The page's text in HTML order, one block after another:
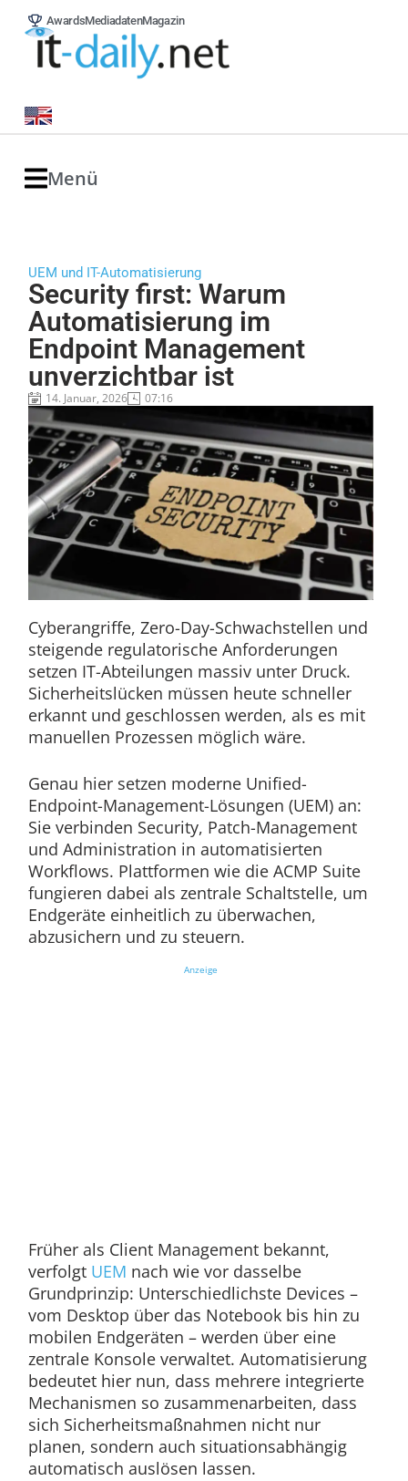
AwardsMediadatenMagazin
Menü
UEM und IT-Automatisierung
Security first: Warum
Automatisierung im
Endpoint Management
unverzichtbar ist
14. Januar, 2026 07:16
Cyberangriffe, Zero-Day-Schwachstellen und
steigende regulatorische Anforderungen
setzen IT-Abteilungen massiv unter Druck.
Sicherheitslücken müssen heute schneller
erkannt und geschlossen werden, als es mit
manuellen Prozessen möglich wäre.
Genau hier setzen moderne Unified-
Endpoint-Management-Lösungen (UEM) an:
Sie verbinden Security, Patch-Management
und Administration in automatisierten
Workflows. Plattformen wie die ACMP Suite
fungieren dabei als zentrale Schaltstelle, um
Endgeräte einheitlich zu überwachen,
abzusichern und zu steuern.
Anzeige
Früher als Client Management bekannt,
verfolgt UEM nach wie vor dasselbe
Grundprinzip: Unterschiedlichste Devices –
vom Desktop über das Notebook bis hin zu
mobilen Endgeräten – werden über eine
zentrale Konsole verwaltet. Automatisierung
bedeutet hier nun, dass mehrere integrierte
Mechanismen so zusammenarbeiten, dass
sich Sicherheitsmaßnahmen nicht nur
planen, sondern auch situationsabhängig
automatisch auslösen lassen.